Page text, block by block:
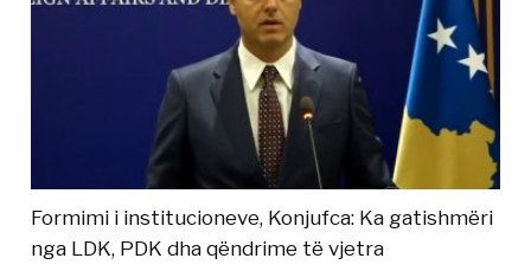
Formimi i institucioneve, Konjufca: Ka gatishmëri
nga LDK, PDK dha qëndrime të vjetra